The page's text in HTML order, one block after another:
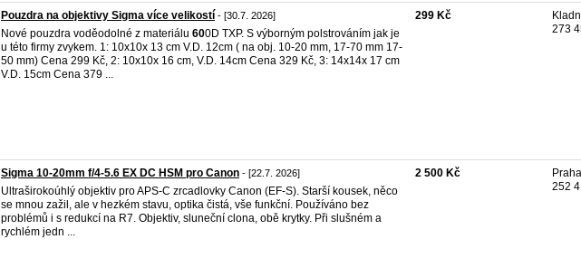
Pouzdra na objektivy Sigma více velikostí - [30.7. 2026]
Nové pouzdra voděodolné z materiálu 600D TXP. S výborným polstrováním jak je
u této firmy zvykem. 1: 10x10x 13 cm V.D. 12cm ( na obj. 10-20 mm, 17-70 mm 17-
50 mm) Cena 299 Kč, 2: 10x10x 16 cm, V.D. 14cm Cena 329 Kč, 3: 14x14x 17 cm
V.D. 15cm Cena 379 ...
299 Kč
273
Sigma 10-20mm f/4-5.6 EX DC HSM pro Canon - [22.7. 2026]
Ultraširokoúhlý objektiv pro APS-C zrcadlovky Canon (EF-S). Starší kousek, něco
se mnou zažil, ale v hezkém stavu, optika čistá, vše funkční. Používáno bez
problémů i s redukcí na R7. Objektiv, sluneční clona, obě krytky. Při slušném a
rychlém jedn ...
2 500 Kč
252